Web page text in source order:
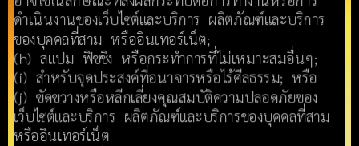
ดำเนินงานของเว็บไซต์และบริการ ผลิตภัณฑ์และบริการ
ของบุคคลที่สาม หรืออินเทอร์เน็ต;
(h) สแปม ฟิชชิง หรือกระทำการที่ไม่เหมาะสมอื่นๆ;
(i) สำหรับจุดประสงค์ที่อนาจารหรือไร้ศีลธรรม; หรือ
(j) ขัดขวางหรือหลีกเลี่ยงคุณสมบัติความปลอดภัยของ
เว็บไซต์และบริการ ผลิตภัณฑ์และบริการของบุคคลที่สาม
หรืออินเทอร์เน็ต